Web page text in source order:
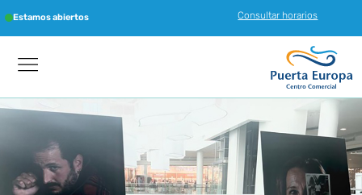
Estamos abiertos Consultar horarios